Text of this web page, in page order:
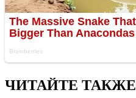
ЧИТАЙТЕ ТАКЖЕ